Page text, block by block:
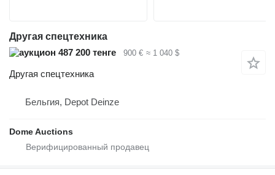
Другая спецтехника
487 200 тенге
900 € ≈ 1 040 $
Другая спецтехника
Бельгия, Depot Deinze
Dome Auctions